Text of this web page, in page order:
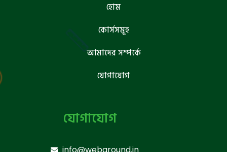
হোম
কোর্সসমূহ
আমাদের সম্পর্কে
যোগাযোগ
যোগাযোগ